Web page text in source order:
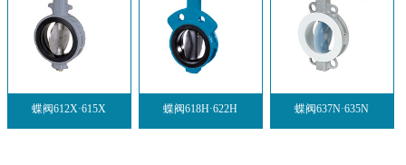
蝶阀612X·615X 蝶阀618H·622H 蝶阀637N·635N